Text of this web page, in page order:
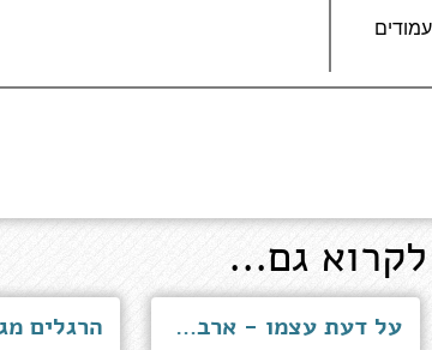
לקרוא גם...
על דעת עצמו - ארבעה פרקי חיים של עמוס קינן הרגלים